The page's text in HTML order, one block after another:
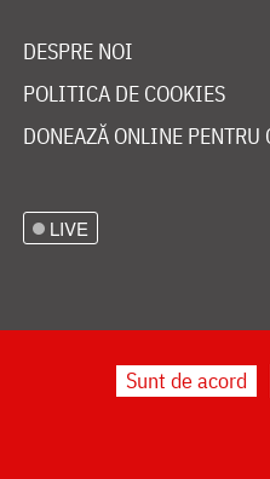
DESPRE NOI
POLITICA DE COOKIES
DONEAZĂ ONLINE
LIVE
| ©
Sunt de acord